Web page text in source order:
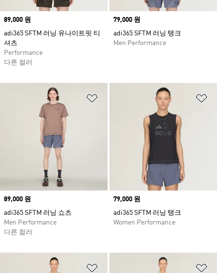
Price
89,000 원
adi365 SFTM 러닝 유나이트핏 티
셔츠
Performance
다른 컬러
Price
79,000 원
adi365 SFTM 러닝 탱크
Men Performance
위시리스트 담기
Price
89,000 원
adi365 SFTM 러닝 쇼츠
Men Performance
다른 컬러
Price
79,000 원
adi365 SFTM 러닝 탱크
Women Performance